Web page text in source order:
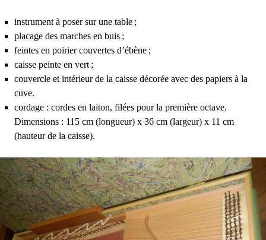
instrument à poser sur une table ;
placage des marches en buis ;
feintes en poirier couvertes d’ébène ;
caisse peinte en vert ;
couvercle et intérieur de la caisse décorée avec des papiers à la
cuve.
cordage : cordes en laiton, filées pour la première octave.
Dimensions : 115 cm (longueur) x 36 cm (largeur) x 11 cm
(hauteur de la caisse).